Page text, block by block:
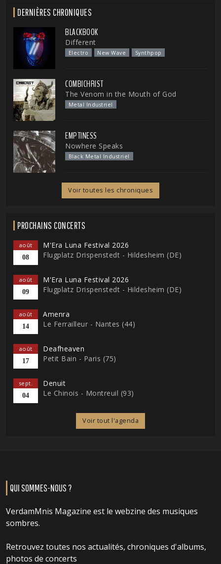
DERNIÈRES CHRONIQUES
BLACKBOOK
Different
Electro New Wave Synthpop
COMBICHRIST
The Venom in the Mouth of God
Metal Industriel
EMPTINESS
Nowhere Speaks
Black Metal Industriel
Voir toutes les chroniques
PROCHAINS CONCERTS
août
08
M'Era Luna Festival 2026
Flugplatz Drispenstedt - Hildesheim (DE)
août
09
M'Era Luna Festival 2026
Flugplatz Drispenstedt - Hildesheim (DE)
août
14
Amenra
Le Ferrailleur - Nantes (44)
août
17
Deafheaven
Petit Bain - Paris (75)
sept.
04
Denuit
Le Chinois - Montreuil (93)
Voir tout l'agenda
QUI SOMMES-NOUS ?
VerdamMnis Magazine est le webzine des musiques
sombres.
Retrouvez toutes nos actualités, chroniques d'albums,
photos de concerts